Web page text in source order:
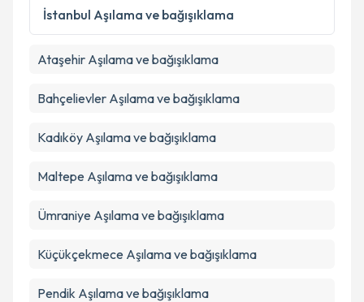
Metni
'ni okudum ve kişisel verilerimin belirtilen
kapsamda işlenmesini kabul ediyorum.
İstanbul Aşılama ve bağışıklama
Ataşehir Aşılama ve bağışıklama
Bahçelievler Aşılama ve bağışıklama
Kadıköy Aşılama ve bağışıklama
Maltepe Aşılama ve bağışıklama
Ümraniye Aşılama ve bağışıklama
Küçükçekmece Aşılama ve bağışıklama
Pendik Aşılama ve bağışıklama